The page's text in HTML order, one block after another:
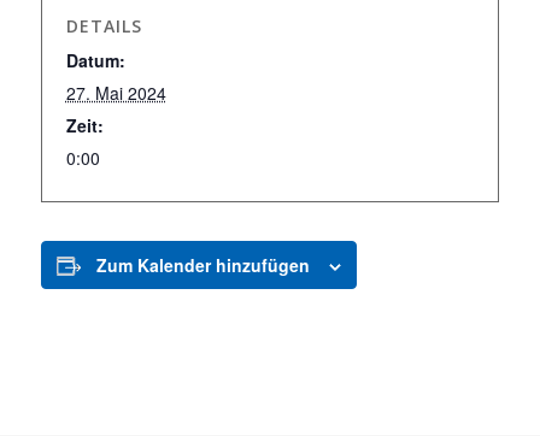
DETAILS
Datum:
27. Mai 2024
Zeit:
0:00
Zum Kalender hinzufügen